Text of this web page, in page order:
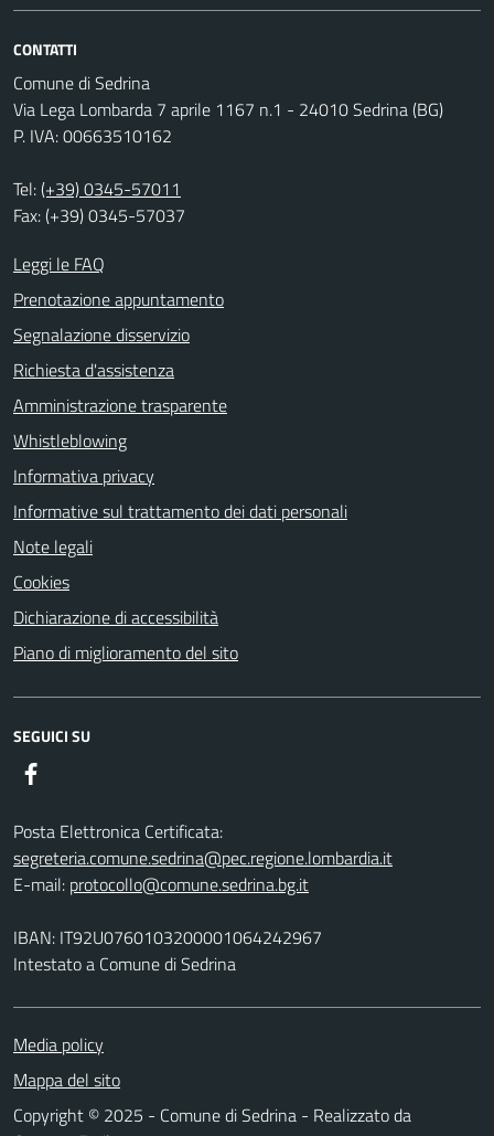
CONTATTI
Comune di Sedrina
Via Lega Lombarda 7 aprile 1167 n.1 - 24010 Sedrina (BG)
P. IVA: 00663510162
Tel:(+39) 0345-57011
Fax: (+39) 0345-57037
Leggi le FAQ
Prenotazione appuntamento
Segnalazione disservizio
Richiesta d'assistenza
Amministrazione trasparente
Whistleblowing
Informativa privacy
Informative sul trattamento dei dati personali
Note legali
Cookies
Dichiarazione di accessibilità
Piano di miglioramento del sito
SEGUICI SU
Posta Elettronica Certificata:
segreteria.comune.sedrina@pec.regione.lombardia.it
E-mail: protocollo@comune.sedrina.bg.it
IBAN: IT92U0760103200001064242967
Intestato a Comune di Sedrina
Media policy
Mappa del sito
Copyright © 2025 - Comune di Sedrina - Realizzato da